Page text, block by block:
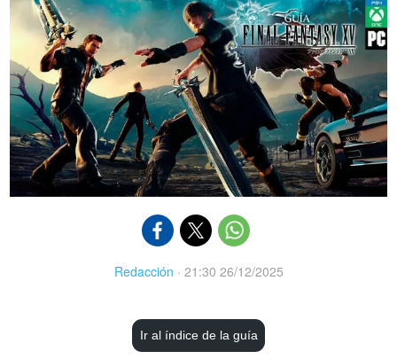
Redacción · 21:30 26/12/2025
Ir al índice de la guía